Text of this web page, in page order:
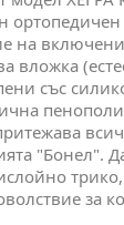
на
вложка
със
"Бонел".
за